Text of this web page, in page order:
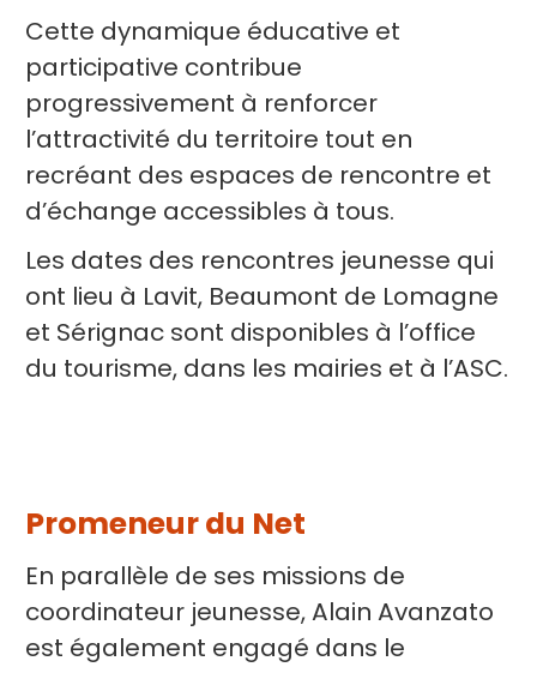
Cette dynamique éducative et
participative contribue
progressivement à renforcer
l’attractivité du territoire tout en
recréant des espaces de rencontre et
d’échange accessibles à tous.
Les dates des rencontres jeunesse qui
ont lieu à Lavit, Beaumont de Lomagne
et Sérignac sont disponibles à l’office
du tourisme, dans les mairies et à l’ASC.
Promeneur du Net
En parallèle de ses missions de
coordinateur jeunesse, Alain Avanzato
est également engagé dans le